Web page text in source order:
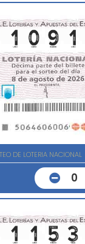
DE LOTERIA NACIONAL
0